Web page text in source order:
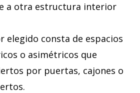
a otra estructura interior
elegido consta de espacios
o asimétricos que
por puertas, cajones o